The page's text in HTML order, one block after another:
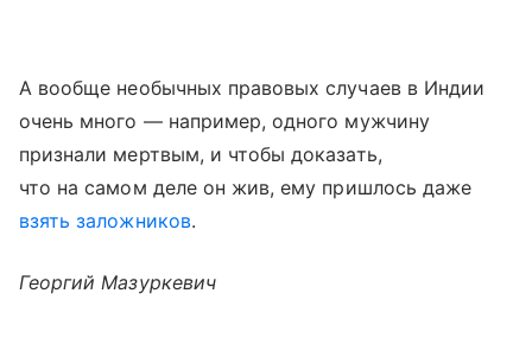
А вообще необычных правовых случаев в Индии
очень много — например, одного мужчину
признали мертвым, и чтобы доказать,
что на самом деле он жив, ему пришлось даже
взять заложников.
Георгий Мазуркевич